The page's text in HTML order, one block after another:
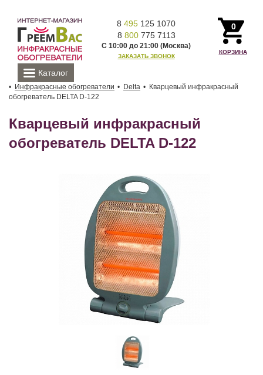
Каталог
8 495 125 1070
8 800775 7113
С 10:00 до 21:00 (Москва)
ЗАКАЗАТЬ ЗВОНОК
0
КОРЗИНА
Инфракрасные обогреватели Delta
Кварцевый инфракрасный
обогреватель DELTA D-122
Кварцевый инфракрасный
обогреватель DELTA D-122